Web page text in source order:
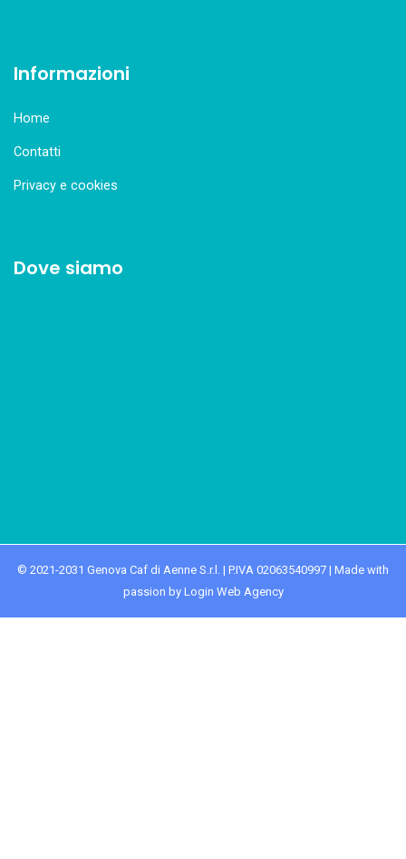
Informazioni
Home
Contatti
Privacy e cookies
Dove siamo
© 2021-2031 Genova Caf di Aenne S.r.l. | P.IVA 02063540997 | Made with
passion by Login Web Agency